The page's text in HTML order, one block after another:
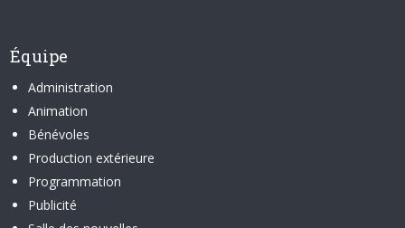
Équipe
Administration
Animation
Bénévoles
Production extérieure
Programmation
Publicité